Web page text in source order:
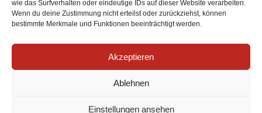
wie das Surfverhalten oder eindeutige IDs auf dieser Website verarbeiten.
Wenn du deine Zustimmung nicht erteilst oder zurückziehst, können
bestimmte Merkmale und Funktionen beeinträchtigt werden.
Akzeptieren
Ablehnen
Einstellungen ansehen
CDU Emmerich
CDU Emmerich
Datenschutz| info@cdu-emmerich.de